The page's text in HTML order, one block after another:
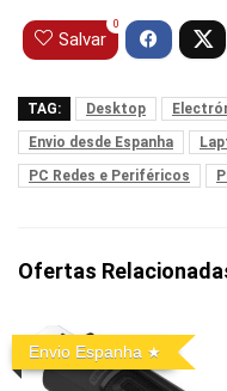
Salvar
0
TAG: Desktop
Envio desde Espanha
PC Redes e Periféricos
Ofertas
Envio Espanha